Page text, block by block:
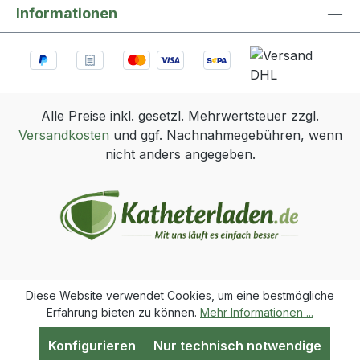
mindestens 1 Minute einwirken
lassen Inhalt: 75 ml
Informationen
Alle Preise inkl. gesetzl. Mehrwertsteuer zzgl.
Versandkosten und ggf. Nachnahmegebühren, wenn
nicht anders angegeben.
Diese Website verwendet Cookies, um eine bestmögliche
Erfahrung bieten zu können. Mehr Informationen ...
Nur technisch notwendige
Konfigurieren